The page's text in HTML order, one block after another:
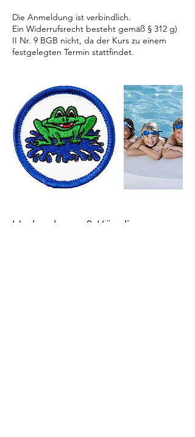
Die Anmeldung ist verbindlich.
Ein Widerrufsrecht besteht gemäß § 312 g)
II Nr. 9 BGB nicht, da der Kurs zu einem
festgelegten Termin stattfindet.
Umbuchung & Kündigung